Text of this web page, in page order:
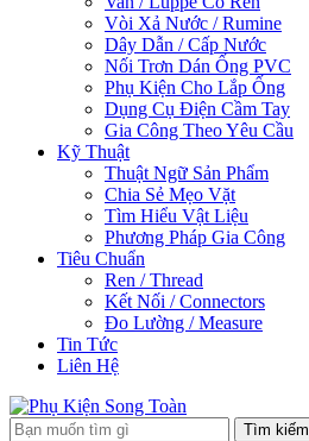
Vòi Xả Nước / Rumine
Dây Dẫn / Cấp Nước
Nối Trơn Dán Ống PVC
Phụ Kiện Cho Lắp Ống
Dụng Cụ Điện Cầm Tay
Gia Công Theo Yêu Cầu
Kỹ Thuật
Thuật Ngữ Sản Phẩm
Chia Sẻ Mẹo Vặt
Tìm Hiểu Vật Liệu
Phương Pháp Gia Công
Tiêu Chuẩn
Ren / Thread
Kết Nối / Connectors
Đo Lường / Measure
Tin Tức
Liên Hệ
Tìm kiếm